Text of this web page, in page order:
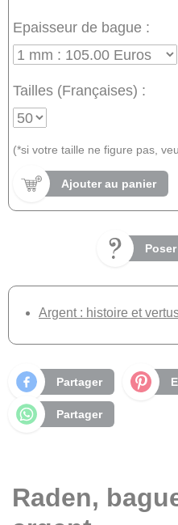
Epaisseur de bague :
Tailles (Françaises) :
(*si votre taille ne figure pas,
Ajouter au panier
Argent : histoire et
Partager
Partager
Raden,